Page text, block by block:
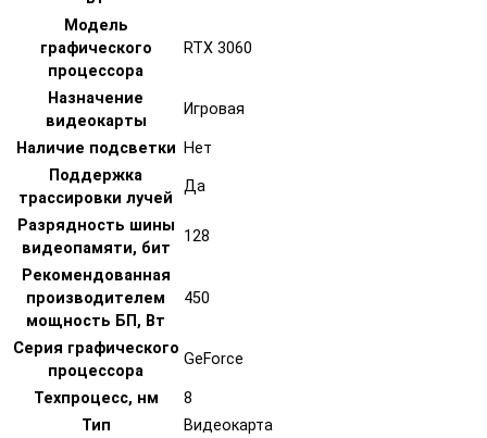
Модель
графического
процессора
RTX 3060
Назначение
видеокарты
Игровая
Наличие подсветки Нет
Поддержка
трассировки лучей
Да
Разрядность шины
видеопамяти, бит
128
Рекомендованная
производителем
мощность БП, Вт
450
Серия графического
процессора
GeForce
Техпроцесс, нм
8
Тип
Видеокарта